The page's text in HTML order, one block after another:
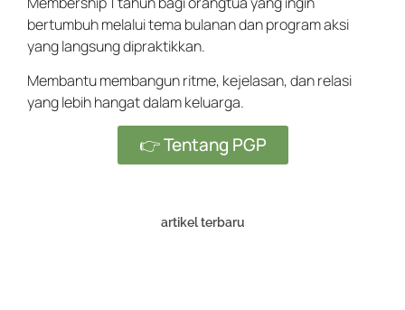
bertumbuh melalui tema bulanan dan program aksi
yang langsung dipraktikkan.
Membantu membangun ritme, kejelasan, dan relasi
yang lebih hangat dalam keluarga.
👉 Tentang PGP
artikel terbaru